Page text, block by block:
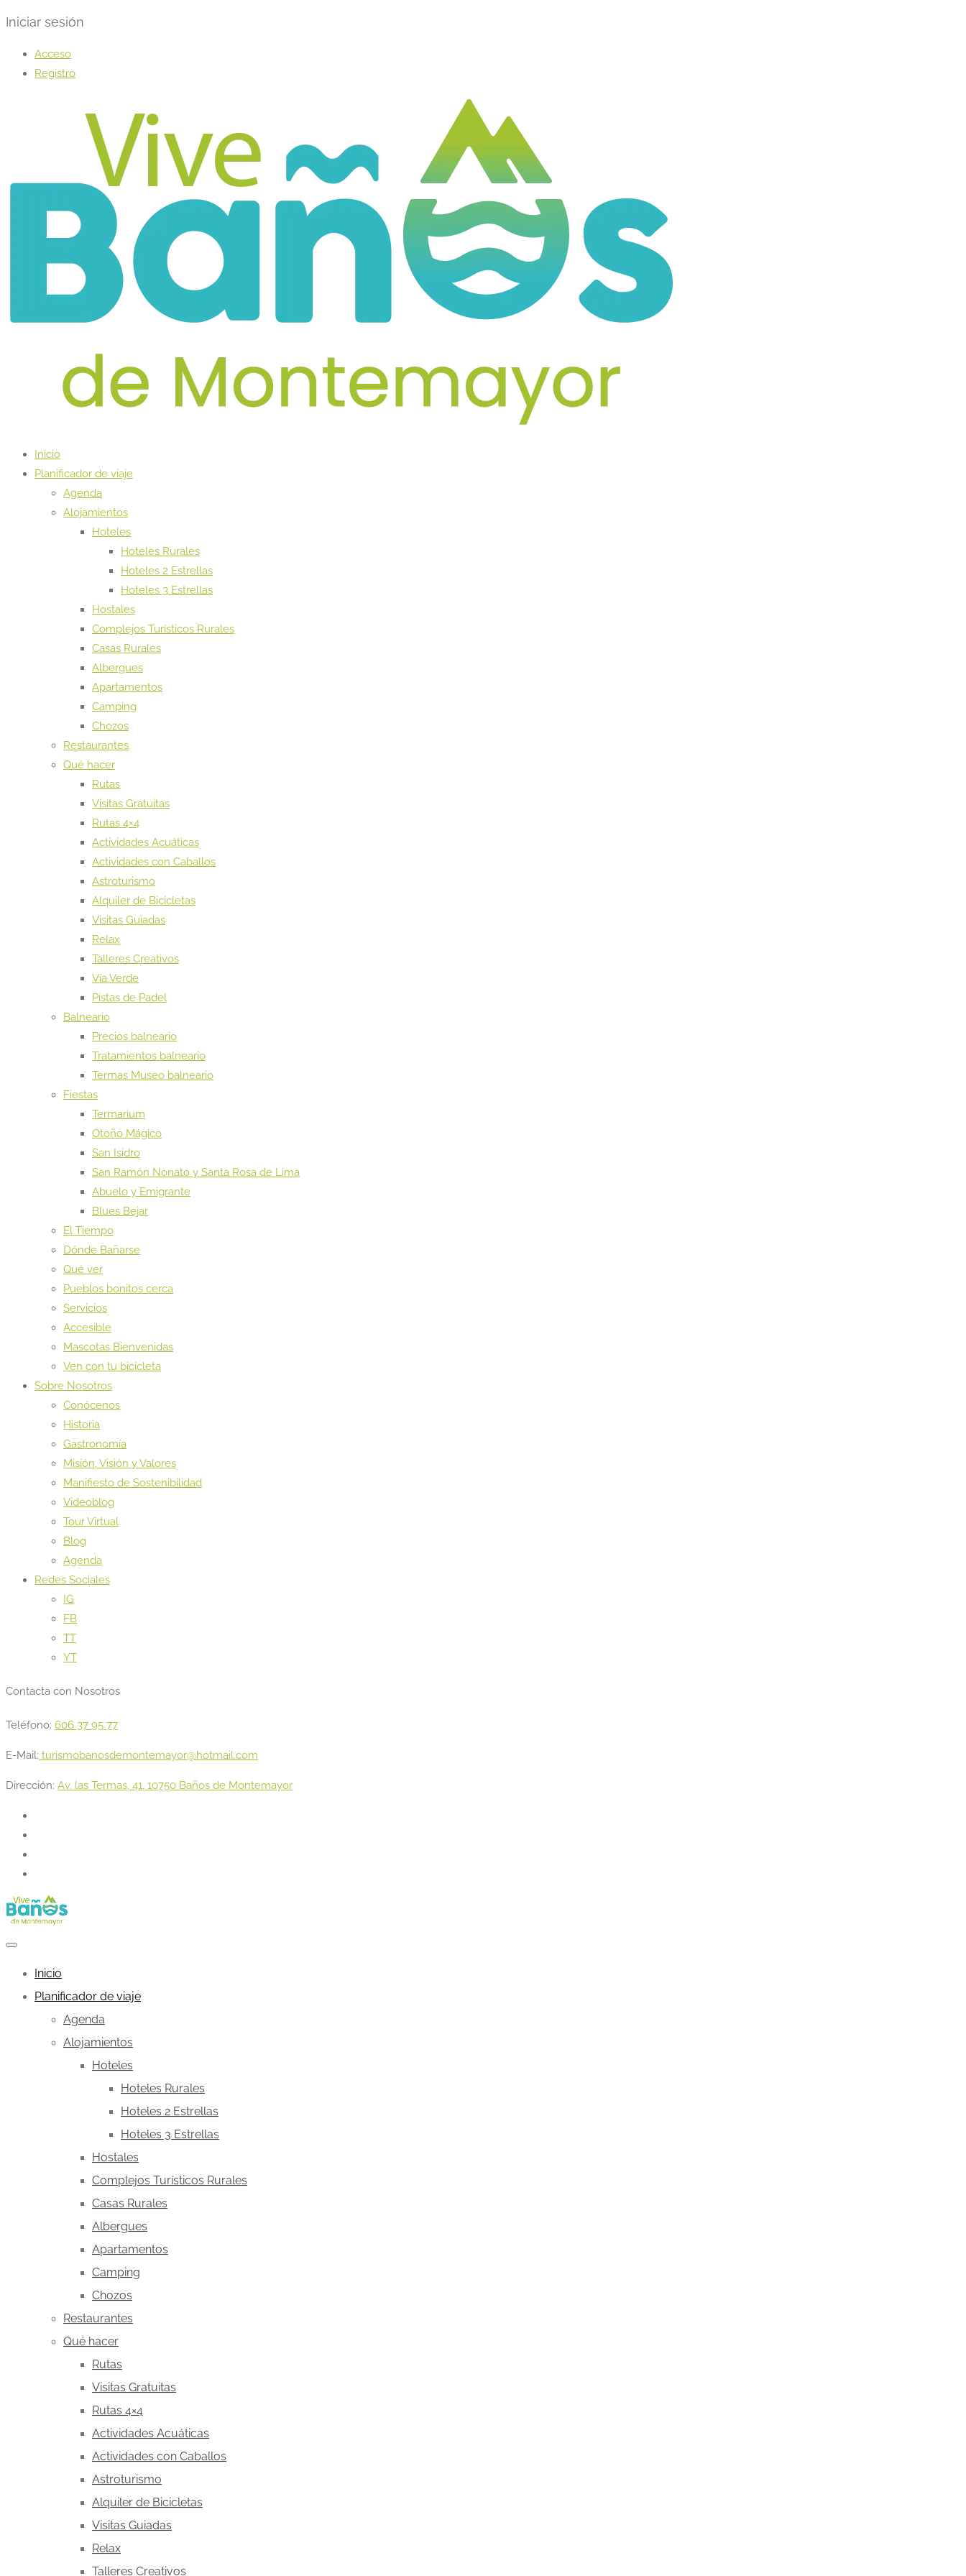
Iniciar sesión
Acceso
Registro
Inicio
Planificador de viaje
Agenda
Alojamientos
Hoteles
Hoteles Rurales
Hoteles 2 Estrellas
Hoteles 3 Estrellas
Hostales
Complejos Turísticos Rurales
Casas Rurales
Albergues
Apartamentos
Camping
Chozos
Restaurantes
Qué hacer
Rutas
Visitas Gratuitas
Rutas 4×4
Actividades Acuáticas
Actividades con Caballos
Astroturismo
Alquiler de Bicicletas
Visitas Guiadas
Relax
Talleres Creativos
Vía Verde
Pistas de Padel
Balneario
Precios balneario
Tratamientos balneario
Termas Museo balneario
Fiestas
Termarium
Otoño Mágico
San Isidro
San Ramón Nonato y Santa Rosa de Lima
Abuelo y Emigrante
Blues Bejar
El Tiempo
Dónde Bañarse
Qué ver
Pueblos bonitos cerca
Servicios
Accesible
Mascotas Bienvenidas
Ven con tu bicicleta
Sobre Nosotros
Conócenos
Historia
Gastronomía
Misión, Visión y Valores
Manifiesto de Sostenibilidad
Videoblog
Tour Virtual
Blog
Agenda
Redes Sociales
IG
FB
TT
YT
Contacta con Nosotros
Teléfono: 606 37 95 77
E-Mail: turismobanosdemontemayor@hotmail.com
Dirección: Av. las Termas, 41, 10750 Baños de Montemayor
Inicio
Planificador de viaje
Agenda
Alojamientos
Hoteles
Hoteles Rurales
Hoteles 2 Estrellas
Hoteles 3 Estrellas
Hostales
Complejos Turísticos Rurales
Casas Rurales
Albergues
Apartamentos
Camping
Chozos
Restaurantes
Qué hacer
Rutas
Visitas Gratuitas
Rutas 4×4
Actividades Acuáticas
Actividades con Caballos
Astroturismo
Alquiler de Bicicletas
Visitas Guiadas
Relax
Talleres Creativos